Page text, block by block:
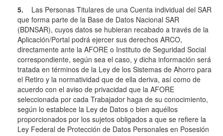
5. Las Personas Titulares de una Cuenta individual del SAR
que forma parte de la Base de Datos Nacional SAR
(BDNSAR), cuyos datos se hubieran recabado a través de la
Aplicación/Portal podrá ejercer sus derechos ARCO,
directamente ante la AFORE o Instituto de Seguridad Social
correspondiente, según sea el caso, y dicha información será
tratada en términos de la Ley de los Sistemas de Ahorro para
el Retiro y la normatividad que de ella deriva, así como de
acuerdo con el aviso de privacidad que la AFORE
seleccionada por cada Trabajador haga de su conocimiento,
según lo establece la Ley de Datos o bien aquéllos
proporcionados por los sujetos obligados a que se refiere la
Ley Federal de Protección de Datos Personales en Posesión